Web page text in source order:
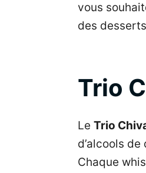
vous
des
Trio
Le Trio
d’alcools
Chaque